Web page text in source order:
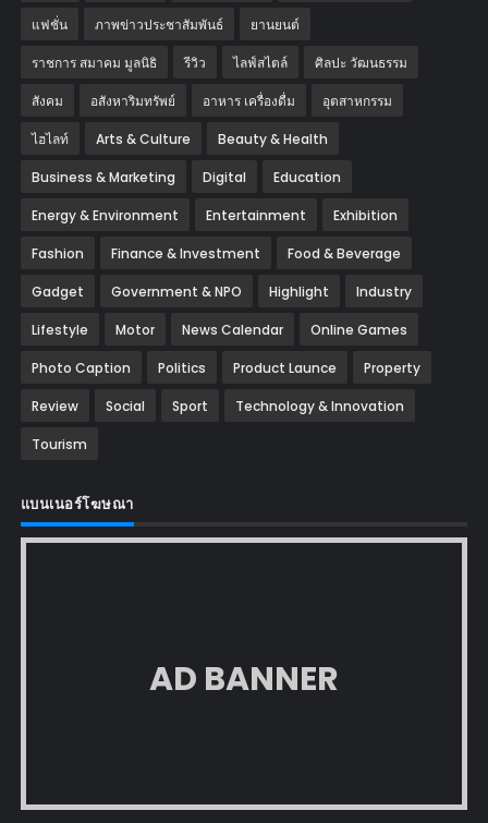
แฟชั่น ภาพข่าวประชาสัมพันธ์ ‎ยานยนต์‎
ราชการ สมาคม มูลนิธิ รีวิว ไลฟ์สไตล์ ศิลปะ วัฒนธรรม
สังคม อสังหาริมทรัพย์ อาหาร เครื่องดื่ม อุตสาหกรรม
ไฮไลท์ Arts & Culture Beauty & Health
Business & Marketing Digital Education
Energy & Environment Entertainment Exhibition
Fashion Finance & Investment Food & Beverage
Gadget Government & NPO Highlight Industry
Lifestyle Motor News Calendar Online Games
Photo Caption Politics Product Launce Property
Review Social Sport Technology & Innovation
Tourism
แบนเนอร์โฆษณา
AD BANNER